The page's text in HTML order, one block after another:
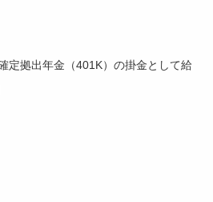
定拠出年金（401K）の掛金として給